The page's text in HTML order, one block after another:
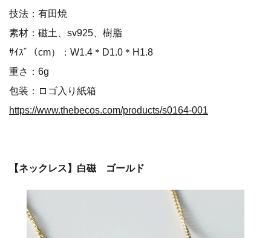
技法：有田焼
素材：磁土、sv925、樹脂
ｻｲｽﾞ（cm）：W1.4＊D1.0＊H1.8
重さ：6g
包装：ロゴ入り紙箱
https://www.thebecos.com/products/s0164-001
【ネックレス】白磁 ゴールド